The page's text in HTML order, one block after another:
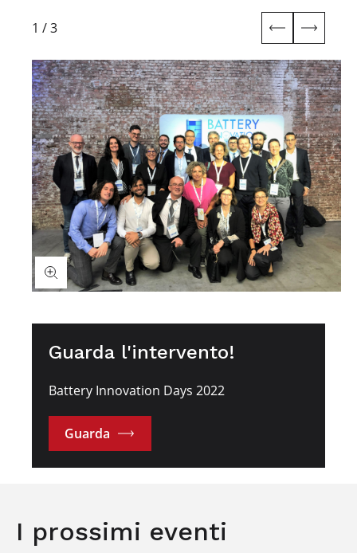
1 /3
Guarda l'intervento!
Battery Innovation Days 2022
Guarda
I prossimi eventi